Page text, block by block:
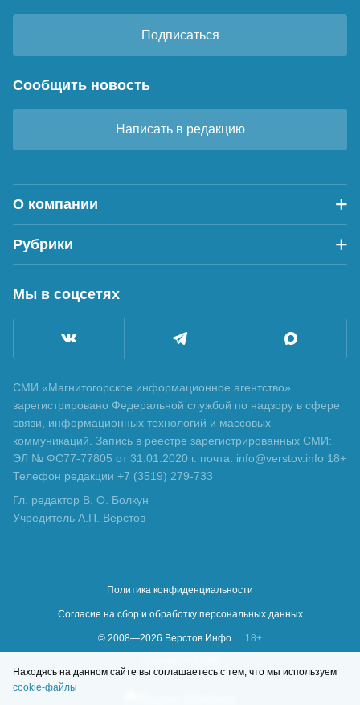
Подписаться
Сообщить новость
Написать в редакцию
О компании
Рубрики
Мы в соцсетях
СМИ «Магнитогорское информационное агентство»
зарегистрировано Федеральной службой по надзору в сфере
связи, информационных технологий и массовых
коммуникаций. Запись в реестре зарегистрированных СМИ:
ЭЛ № ФС77-77805 от 31.01.2020 г. почта: info@verstov.info 18+
Телефон редакции +7 (3519) 279-733
Гл. редактор В. О. Болкун
Учредитель А.П. Верстов
Политика конфиденциальности
Согласие на сбор и обработку персональных данных
© 2008—2026 Верстов.Инфо
18+
Находясь на данном сайте вы соглашаетесь с тем, что мы используем
cookie-файлы